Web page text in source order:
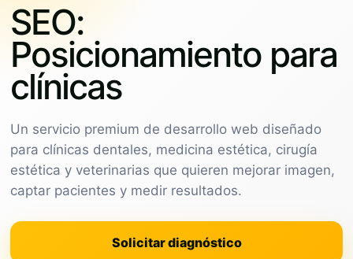
SEO:
Posicionamiento para
clínicas
Un servicio premium de desarrollo web diseñado
para clínicas dentales, medicina estética, cirugía
estética y veterinarias que quieren mejorar imagen,
captar pacientes y medir resultados.
Solicitar diagnóstico